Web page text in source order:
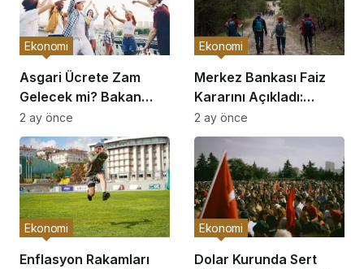
Asgari Ücrete Zam
Gelecek mi? Bakan
Açıkladı
Ekonomi
2 ay önce
Merkez Bankası Faiz
Kararını Açıkladı:
Piyasalar Hareketlendi
Ekonomi
2 ay önce
Enflasyon Rakamları
Ekonomi
Dolar Kurunda Sert
Ekonomi